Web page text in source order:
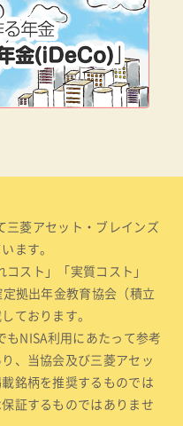
三菱アセット・ブレインズ
ます。
コスト」「実質コスト」
定拠出年金教育協会（積立
ております。
もNISA利用にあたって参考
、当協会及び三菱アセッ
銘柄を推奨するものでは
証するものではありませ